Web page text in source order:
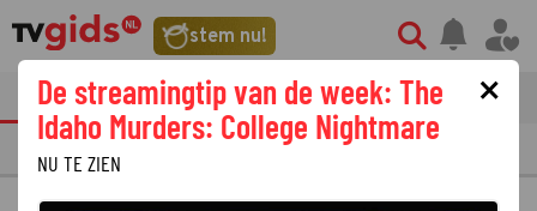
stem nu!
tvgids streaming nieuws
PRIMETIME GEMIST
×
De streamingtip van de week: The
Idaho Murders: College Nightmare
NU TE ZIEN